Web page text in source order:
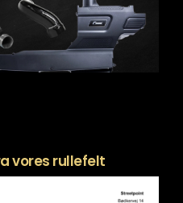
vores rullefelt